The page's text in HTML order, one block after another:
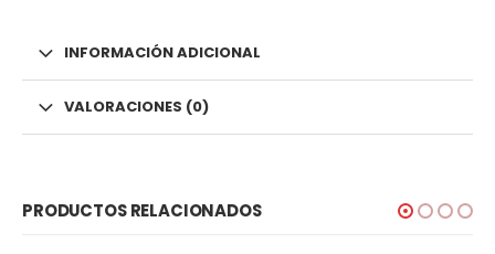
INFORMACIÓN ADICIONAL
VALORACIONES (0)
PRODUCTOS RELACIONADOS